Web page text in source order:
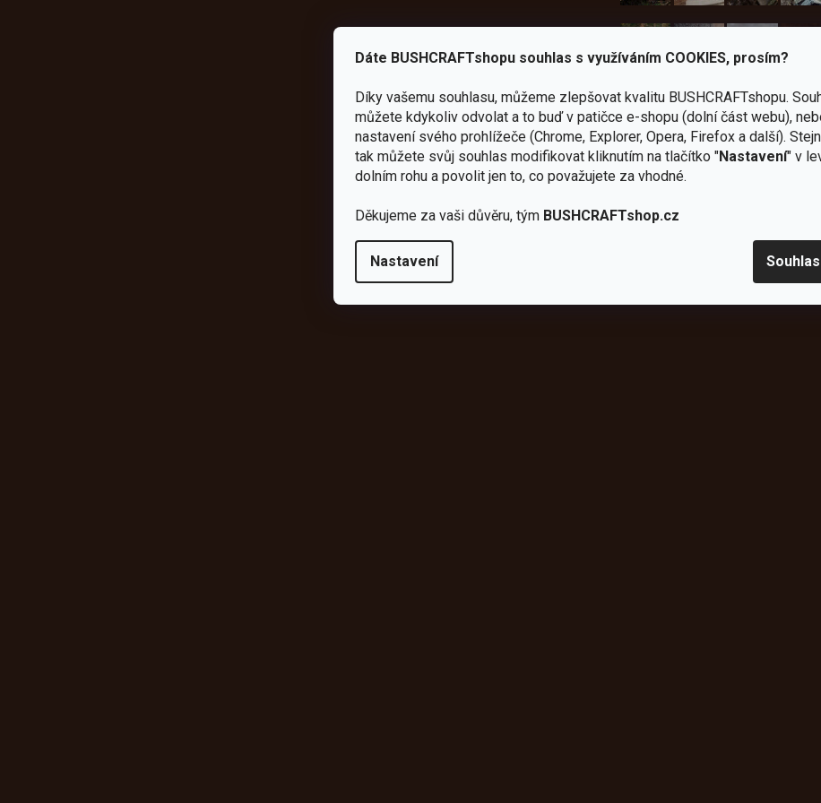
Dáte BUSHCRAFTshopu souhlas s využíváním COOKIES, prosím?
Díky vašemu souhlasu, můžeme zlepšovat kvalitu BUSHCRAFTshopu.
můžete kdykoliv odvolat a to buď v patičce e-shopu (dolní část webu),
nastavení svého prohlížeče (Chrome, Explorer, Opera, Firefox a další).
tak můžete svůj souhlas modifikovat kliknutím na tlačítko "Nastavení" v
dolním rohu a povolit jen to, co považujete za vhodné.
Děkujeme za vaši důvěru, tým BUSHCRAFTshop.cz
Nastavení
Celty a
plachtyBatohy
Bundy
a
kabáty
Vložte svůj e-mail a my vám budeme zasílat informace o nových produktech na našem e-